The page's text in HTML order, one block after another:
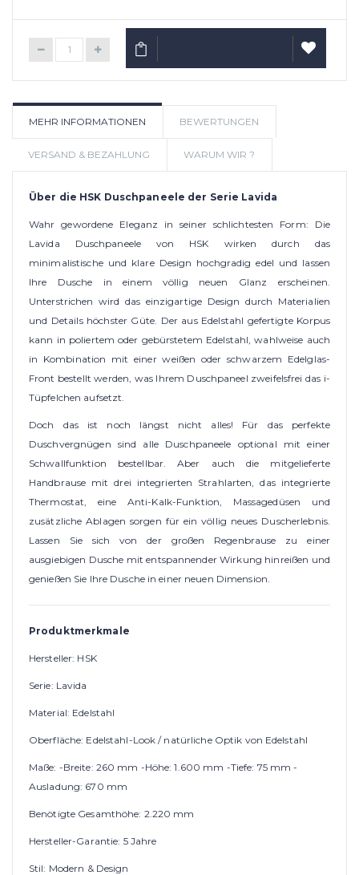
IN DEN WARENKORB
MEHR INFORMATIONEN BEWERTUNGEN
VERSAND & BEZAHLUNG WARUM WIR ?
Über die HSK Duschpaneele der Serie Lavida
Wahr gewordene Eleganz in seiner schlichtesten Form: Die
Lavida Duschpaneele von HSK wirken durch das
minimalistische und klare Design hochgradig edel und lassen
Ihre Dusche in einem völlig neuen Glanz erscheinen.
Unterstrichen wird das einzigartige Design durch Materialien
und Details höchster Güte. Der aus Edelstahl gefertigte Korpus
kann in poliertem oder gebürstetem Edelstahl, wahlweise auch
in Kombination mit einer weißen oder schwarzem Edelglas-
Front bestellt werden, was Ihrem Duschpaneel zweifelsfrei das i-
Tüpfelchen aufsetzt.
Doch das ist noch längst nicht alles! Für das perfekte
Duschvergnügen sind alle Duschpaneele optional mit einer
Schwallfunktion bestellbar. Aber auch die mitgelieferte
Handbrause mit drei integrierten Strahlarten, das integrierte
Thermostat, eine Anti-Kalk-Funktion, Massagedüsen und
zusätzliche Ablagen sorgen für ein völlig neues Duscherlebnis.
Lassen Sie sich von der großen Regenbrause zu einer
ausgiebigen Dusche mit entspannender Wirkung hinreißen und
genießen Sie Ihre Dusche in einer neuen Dimension.
Produktmerkmale
Hersteller: HSK
Serie: Lavida
Material: Edelstahl
Oberfläche: Edelstahl-Look / natürliche Optik von Edelstahl
Maße: -Breite: 260 mm -Höhe: 1.600 mm -Tiefe: 75 mm -
Ausladung: 670 mm
Benötigte Gesamthöhe: 2.220 mm
Hersteller-Garantie: 5 Jahre
Stil: Modern & Design